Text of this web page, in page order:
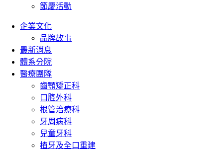
節慶活動
企業文化
品牌故事
最新消息
體系分院
醫療團隊
齒顎矯正科
口腔外科
根管治療科
牙周病科
兒童牙科
植牙及全口重建